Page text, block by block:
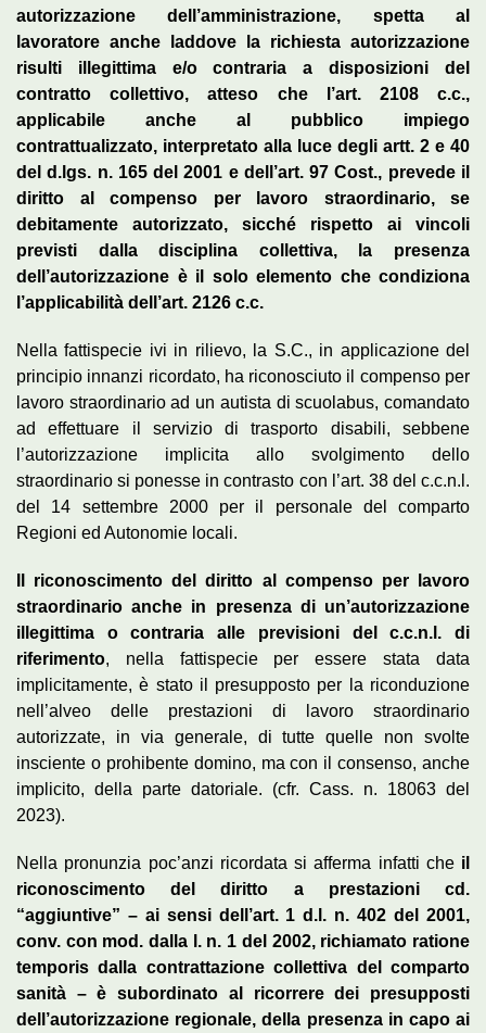
autorizzazione dell’amministrazione, spetta al
lavoratore anche laddove la richiesta autorizzazione
risulti illegittima e/o contraria a disposizioni del
contratto collettivo, atteso che l’art. 2108 c.c.,
applicabile anche al pubblico impiego
contrattualizzato, interpretato alla luce degli artt. 2 e 40
del d.lgs. n. 165 del 2001 e dell’art. 97 Cost., prevede il
diritto al compenso per lavoro straordinario, se
debitamente autorizzato, sicché rispetto ai vincoli
previsti dalla disciplina collettiva, la presenza
dell’autorizzazione è il solo elemento che condiziona
l’applicabilità dell’art. 2126 c.c.
Nella fattispecie ivi in rilievo, la S.C., in applicazione del
principio innanzi ricordato, ha riconosciuto il compenso per
lavoro straordinario ad un autista di scuolabus, comandato
ad effettuare il servizio di trasporto disabili, sebbene
l’autorizzazione implicita allo svolgimento dello
straordinario si ponesse in contrasto con l’art. 38 del c.c.n.l.
del 14 settembre 2000 per il personale del comparto
Regioni ed Autonomie locali.
Il riconoscimento del diritto al compenso per lavoro
straordinario anche in presenza di un’autorizzazione
illegittima o contraria alle previsioni del c.c.n.l. di
riferimento, nella fattispecie per essere stata data
implicitamente, è stato il presupposto per la riconduzione
nell’alveo delle prestazioni di lavoro straordinario
autorizzate, in via generale, di tutte quelle non svolte
insciente o prohibente domino, ma con il consenso, anche
implicito, della parte datoriale. (cfr. Cass. n. 18063 del
2023).
Nella pronunzia poc’anzi ricordata si afferma infatti cheil
riconoscimento del diritto a prestazioni cd.
“aggiuntive” – ai sensi dell’art. 1 d.l. n. 402 del 2001,
conv. con mod. dalla l. n. 1 del 2002, richiamato ratione
temporis dalla contrattazione collettiva del comparto
sanità – è subordinato al ricorrere dei presupposti
dell’autorizzazione regionale, della presenza in capo ai